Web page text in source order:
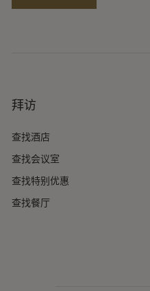
拜访
查找酒店
查找会议室
查找特别优惠
查找餐厅